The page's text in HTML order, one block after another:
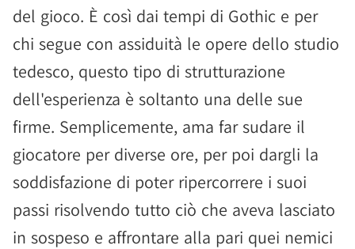
del gioco. È così dai tempi di Gothic e per
chi segue con assiduità le opere dello studio
tedesco, questo tipo di strutturazione
dell'esperienza è soltanto una delle sue
firme. Semplicemente, ama far sudare il
giocatore per diverse ore, per poi dargli la
soddisfazione di poter ripercorrere i suoi
passi risolvendo tutto ciò che aveva lasciato
in sospeso e affrontare alla pari quei nemici